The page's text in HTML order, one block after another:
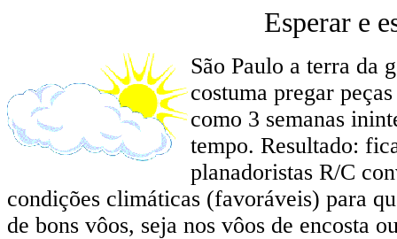
Esperar e
São Paulo a terra da
costuma pregar
como 3 semanas
tempo. Resultado:
planadoristas R/C
condições climáticas (favoráveis) para
de bons vôos, seja nos vôos de encosta